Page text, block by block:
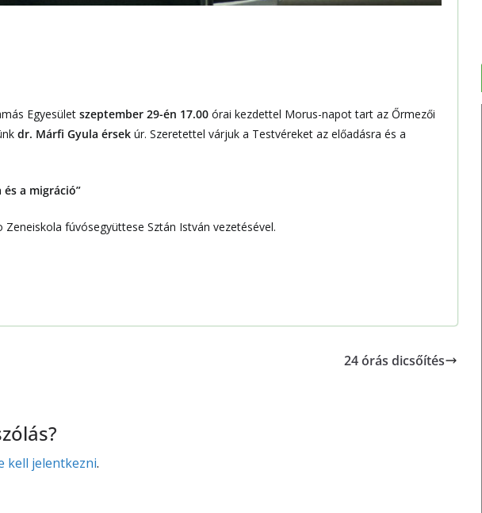
Egyesület szeptember 29-én 17.00 órai kezdettel Morus-napot tart az Őrmezői
dr. Márfi Gyula érsek úr. Szeretettel várjuk a Testvéreket az előadásra és a
és a migráció”
fúvósegyüttese Sztán István vezetésével.
24 órás dicsőítés
kell jelentkezni.